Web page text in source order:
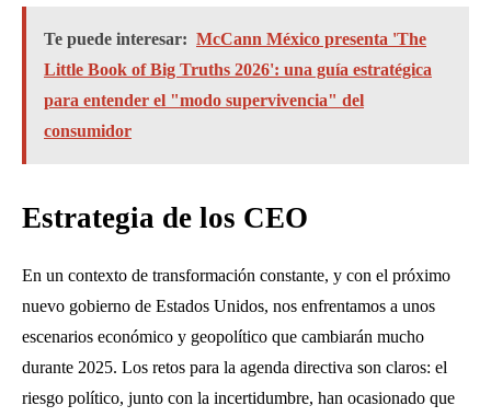
Te puede interesar: McCann México presenta 'The
Little Book of Big Truths 2026': una guía estratégica
para entender el "modo supervivencia" del
consumidor
Estrategia de los CEO
En un contexto de transformación constante, y con el próximo
nuevo gobierno de Estados Unidos, nos enfrentamos a unos
escenarios económico y geopolítico que cambiarán mucho
durante 2025. Los retos para la agenda directiva son claros: el
riesgo político, junto con la incertidumbre, han ocasionado que